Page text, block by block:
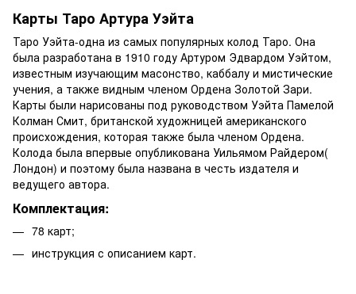
Карты Таро Артура Уэйта
Таро Уэйта-одна из самых популярных колод Таро. Она
была разработана в 1910 году Артуром Эдвардом Уэйтом,
известным изучающим масонство, каббалу и мистические
учения, а также видным членом Ордена Золотой Зари.
Карты были нарисованы под руководством Уэйта Памелой
Колман Смит, британской художницей американского
происхождения, которая также была членом Ордена.
Колода была впервые опубликована Уильямом Райдером(
Лондон) и поэтому была названа в честь издателя и
ведущего автора.
Комплектация:
78 карт;
инструкция с описанием карт.